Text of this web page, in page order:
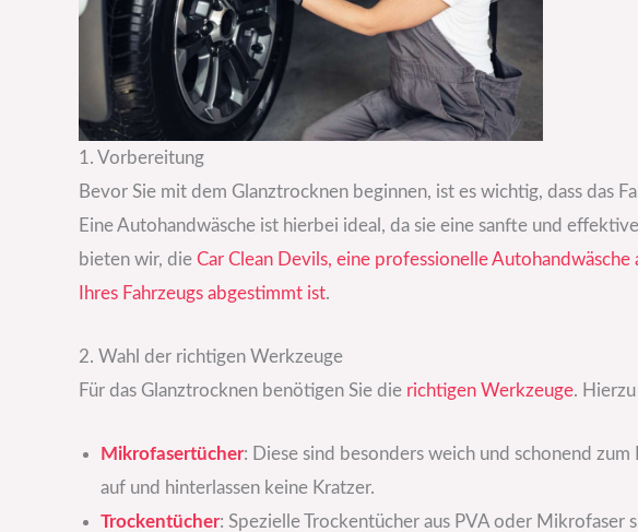
1. Vorbereitung
Bevor Sie mit dem Glanztrocknen beginnen, ist es wichtig, dass das
Eine Autohandwäsche ist hierbei ideal, da sie eine sanfte und
bieten wir, die Car Clean Devils, eine professionelle
Ihres Fahrzeugs abgestimmt ist.
2. Wahl der richtigen Werkzeuge
Für das Glanztrocknen benötigen Sie die richtigen Werkzeuge.
Mikrofasertücher: Diese sind besonders weich und schonend
auf und hinterlassen keine Kratzer.
Trockentücher: Spezielle Trockentücher aus PVA oder Mikrofaser